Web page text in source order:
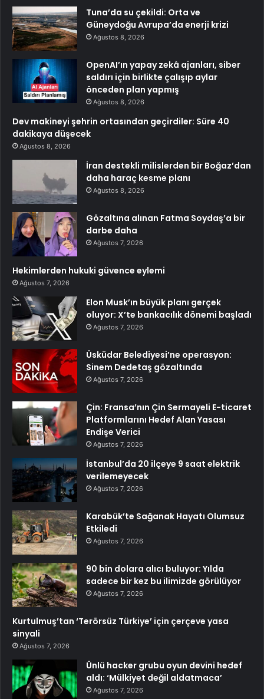
Tuna’da su çekildi: Orta ve
Güneydoğu Avrupa’da enerji krizi
Ağustos 8, 2026
OpenAI’ın yapay zekâ ajanları, siber
saldırı için birlikte çalışıp aylar
önceden plan yapmış
Ağustos 8, 2026
Dev makineyi şehrin ortasından geçirdiler: Süre 40
dakikaya düşecek
Ağustos 8, 2026
İran destekli milislerden bir Boğaz’dan
daha haraç kesme planı
Ağustos 8, 2026
Gözaltına alınan Fatma Soydaş’a bir
darbe daha
Ağustos 7, 2026
Hekimlerden hukuki güvence eylemi
Ağustos 7, 2026
Elon Musk’ın büyük planı gerçek
oluyor: X’te bankacılık dönemi başladı
Ağustos 7, 2026
Üsküdar Belediyesi’ne operasyon:
Sinem Dedetaş gözaltında
Ağustos 7, 2026
Çin: Fransa’nın Çin Sermayeli E-ticaret
Platformlarını Hedef Alan Yasası
Endişe Verici
Ağustos 7, 2026
İstanbul’da 20 ilçeye 9 saat elektrik
verilemeyecek
Ağustos 7, 2026
Karabük’te Sağanak Hayatı Olumsuz
Etkiledi
Ağustos 7, 2026
90 bin dolara alıcı buluyor: Yılda
sadece bir kez bu ilimizde görülüyor
Ağustos 7, 2026
Kurtulmuş’tan ‘Terörsüz Türkiye’ için çerçeve yasa
sinyali
Ağustos 7, 2026
Ünlü hacker grubu oyun devini hedef
aldı: ‘Mülkiyet değil aldatmaca’
Ağustos 7, 2026